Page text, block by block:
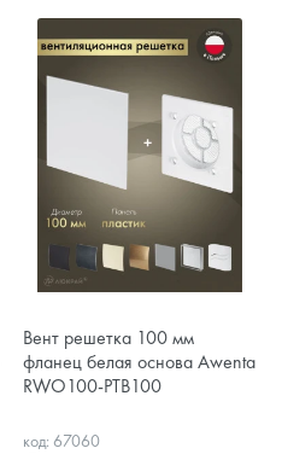
Вент решетка 100 мм
фланец белая основа Awenta
RWO100-PTB100
код: 67060